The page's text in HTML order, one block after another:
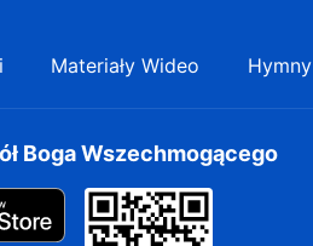
Materiały Wideo Hymny
Boga Wszechmogącego